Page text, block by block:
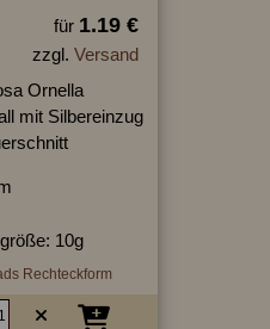
für 1.19 €
zzgl. Versand
Ornella
mit Silbereinzug
10g
Rechteckform